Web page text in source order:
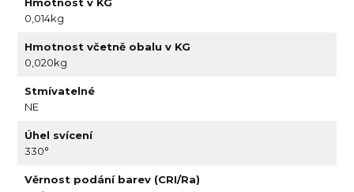
0,014kg
Hmotnost včetně obalu v KG
0,020kg
Stmívatelné
NE
Úhel svícení
330°
Věrnost podání barev (CRI/Ra)